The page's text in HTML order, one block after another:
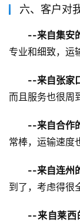
六、客户对
--来自集安
专业和细致，运
--来自张家
而且服务也很周
--来自合作
常棒，运输速度
--来自连州
到了，考虑得很
--来自莱西